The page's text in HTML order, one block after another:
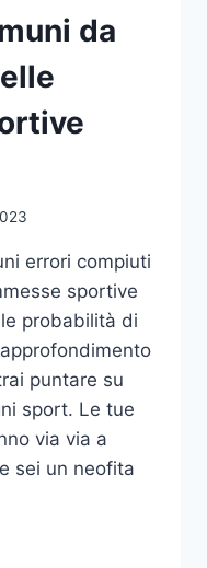
da
errori compiuti
sportive
probabilità di
puntare su
sport. Le tue
via via a
sei un neofita